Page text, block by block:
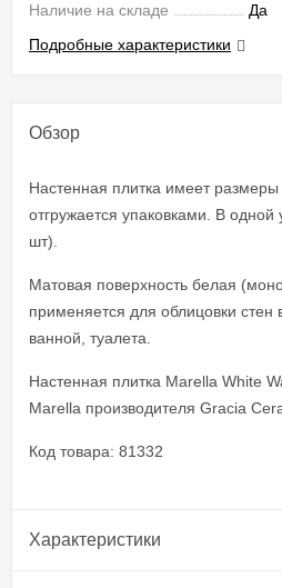
Наличие на складе
Да
Подробные характеристики
Обзор
Настенная плитка имеет
отгружается упаковками. В одной
шт).
Матовая поверхность белая
применяется для облицовки
ванной, туалета.
Настенная плитка Marella White
Marella производителя Gracia
Код товара: 81332
Характеристики